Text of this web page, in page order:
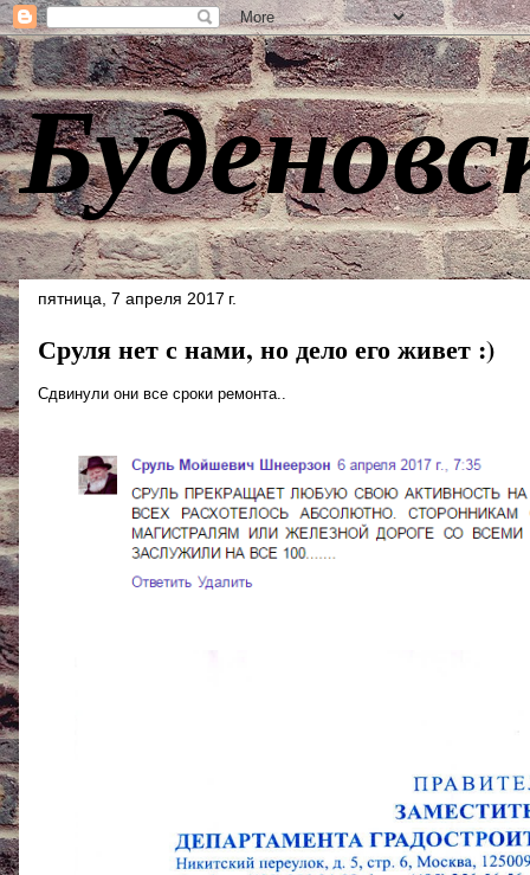
пятница, 7 апреля 2017 г.
Сруля нет с нами, но дело его живет :)
Сдвинули они все сроки ремонта..